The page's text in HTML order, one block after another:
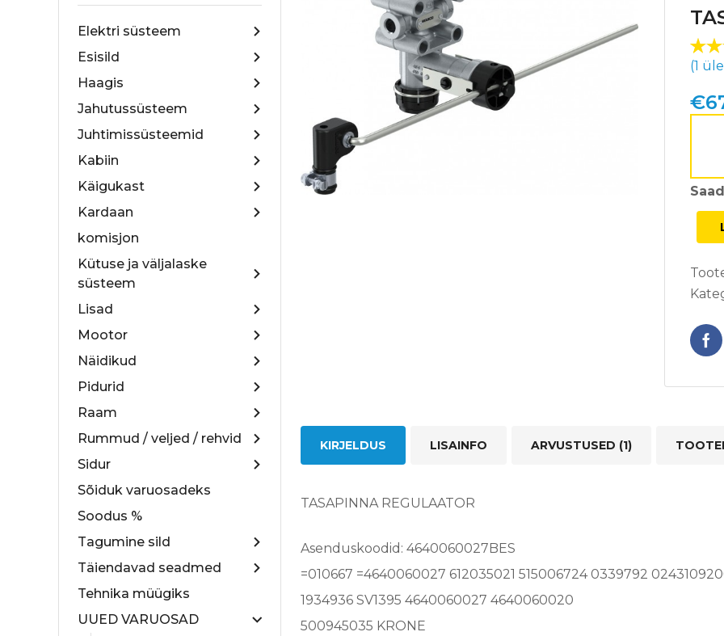
Elektri süsteem
Esisild
Haagis
Jahutussüsteem
Juhtimissüsteemid
Kabiin
Käigukast
Kardaan
komisjon
Kütuse ja väljalaske
süsteem
Lisad
Mootor
Näidikud
Pidurid
Raam
Rummud / veljed / rehvid
Sidur
Sõiduk varuosadeks
Soodus %
Tagumine sild
Täiendavad seadmed
Tehnika müügiks
UUED VARUOSAD
5.00
1
(1
€
KIRJELDUS LISAINFO ARVUSTUSED (1)
TASAPINNA REGULAATOR
Asenduskoodid: 4640060027BES
=010667 =4640060027 612035021 515006724 0339792
1934936 SV1395 4640060027 4640060020
500945035 KRONE